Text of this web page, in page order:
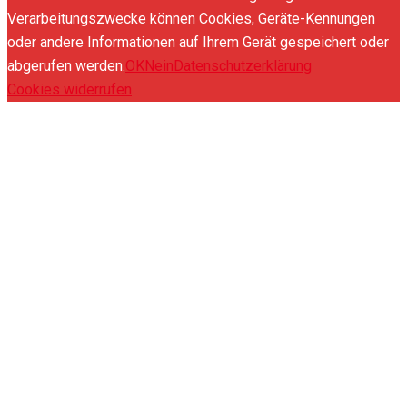
Verarbeitungszwecke können Cookies, Geräte-Kennungen
oder andere Informationen auf Ihrem Gerät gespeichert oder
abgerufen werden.OKNeinDatenschutzerklärung
Cookies widerrufen